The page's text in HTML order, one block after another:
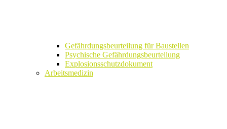
Gefährdungsbeurteilung für Baustellen
Psychische Gefährdungsbeurteilung
Explosionsschutzdokument
Arbeitsmedizin